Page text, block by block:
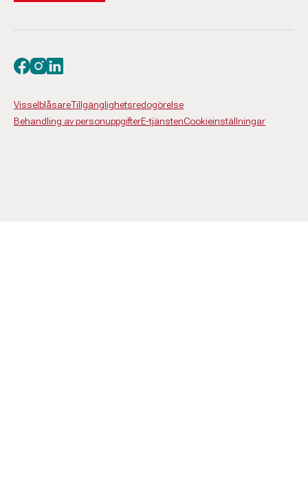
VisselblåsareTillgänglighetsredogörelse
Behandling av personuppgifterE-tjänstenCookieinställningar
Besök oss på facebook
Besök oss på instagram
Besök oss på linkedin